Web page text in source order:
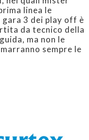
linea le
3 dei play off è
da tecnico della
ma non le
sempre le